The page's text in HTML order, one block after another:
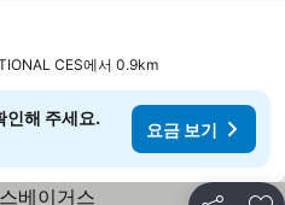
CES에서 0.9km
인해 주세요.
요금 보기